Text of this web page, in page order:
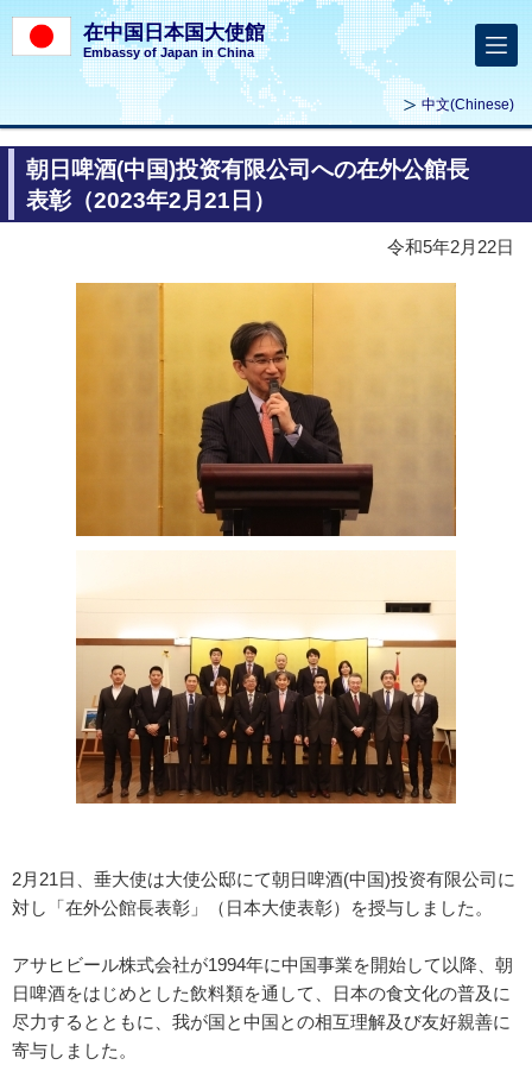
在中国日本国大使館
Embassy of Japan in China
中文(Chinese)
朝日啤酒(中国)投资有限公司への在外公館長
表彰（2023年2月21日）
令和5年2月22日
2月21日、垂大使は大使公邸にて朝日啤酒(中国)投资有限公司に
対し「在外公館長表彰」（日本大使表彰）を授与しました。
アサヒビール株式会社が1994年に中国事業を開始して以降、朝
日啤酒をはじめとした飲料類を通して、日本の食文化の普及に
尽力するとともに、我が国と中国との相互理解及び友好親善に
寄与しました。